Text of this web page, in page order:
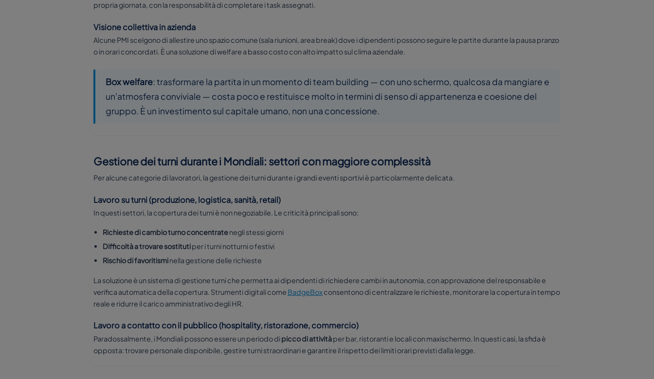
propria giornata, con la responsabilità di completare i task assegnati.
Visione collettiva in azienda
Alcune PMI scelgono di allestire uno spazio comune (sala riunioni, area break) dove i dipendenti possono seguire le partite durante la pausa pranzo
o in orari concordati. È una soluzione di welfare a basso costo con alto impatto sul clima aziendale.
Box welfare: trasformare la partita in un momento di team building — con uno schermo, qualcosa da mangiare e
un'atmosfera conviviale — costa poco e restituisce molto in termini di senso di appartenenza e coesione del
gruppo. È un investimento sul capitale umano, non una concessione.
Gestione dei turni durante i Mondiali: settori con maggiore complessità
Per alcune categorie di lavoratori, la gestione dei turni durante i grandi eventi sportivi è particolarmente delicata.
Lavoro su turni (produzione, logistica, sanità, retail)
In questi settori, la copertura dei turni è non negoziabile. Le criticità principali sono:
Richieste di cambio turno concentratenegli stessi giorni
Difficoltà a trovare sostitutiper i turni notturni o festivi
Rischio di favoritisminella gestione delle richieste
La soluzione è un sistema di gestione turni che permetta ai dipendenti di richiedere cambi in autonomia, con approvazione del responsabile e
verifica automatica della copertura. Strumenti digitali come BadgeBoxconsentono di centralizzare le richieste, monitorare la copertura in tempo
reale e ridurre il carico amministrativo degli HR.
Lavoro a contatto con il pubblico (hospitality, ristorazione, commercio)
Paradossalmente, i Mondiali possono essere un periodo di picco di attivitàper bar, ristoranti e locali con maxischermo. In questi casi, la sfida è
opposta: trovare personale disponibile, gestire turni straordinari e garantire il rispetto dei limiti orari previsti dalla legge.